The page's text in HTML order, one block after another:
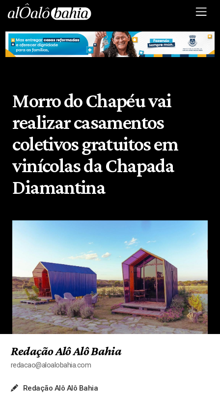
Morro do Chapéu vai
realizar casamentos
coletivos gratuitos em
vinícolas da Chapada
Diamantina
Redação Alô Alô Bahia
redacao@aloalobahia.com
Redação Alô Alô Bahia